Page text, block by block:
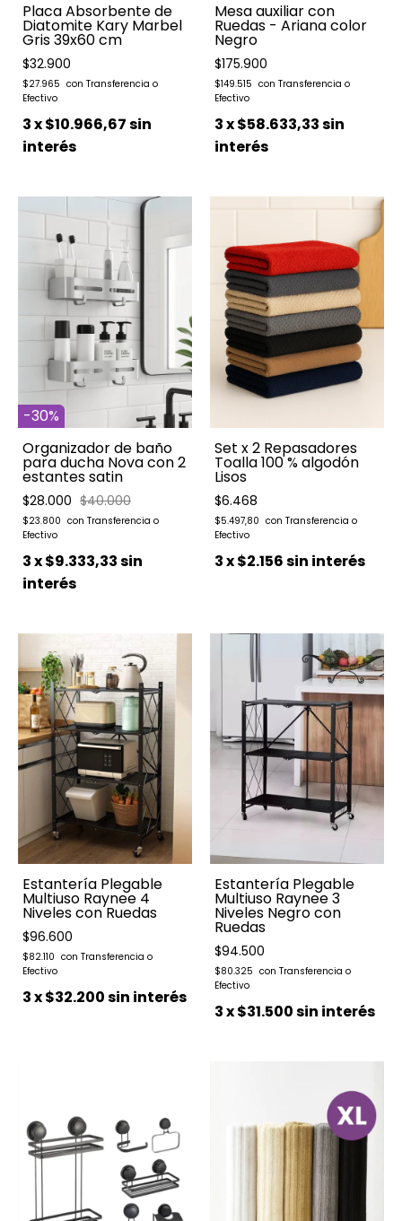
Placa Absorbente de
Diatomite Kary Marbel
Gris 39x60 cm
$32.900
$27.965
3x$10.966,67sin
interés
Mesa auxiliar con
Ruedas - Ariana color
Negro
$175.900
$149.515
3x$58.633,33sin
interés
-30%
Organizador de baño
para ducha Nova con 2
estantes satin
$28.000 $40.000
$23.800
3x$9.333,33sin
interés
Set x 2 Repasadores
Toalla 100 % algodón
Lisos
$6.468
$5.497,80
3x$2.156sin interés
Estantería Plegable
Multiuso Raynee 4
Niveles con Ruedas
$96.600
$82.110
3x$32.200sin interés
Estantería Plegable
Multiuso Raynee 3
Niveles Negro con
Ruedas
$94.500
$80.325
3x$31.500sin interés